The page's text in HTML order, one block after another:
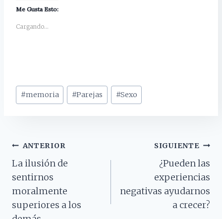
Me Gusta Esto:
Cargando...
Etiquetas
de
#memoria #Parejas #Sexo
Navegación
De
Entradas
ANTERIOR
La ilusión de
sentirnos
moralmente
superiores a los
SIGUIENTE
¿Pueden las
experiencias
negativas ayudarnos
a crecer?